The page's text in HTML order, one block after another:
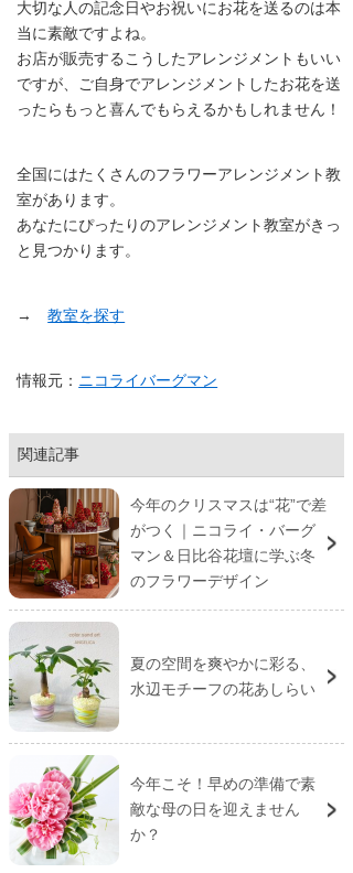
大切な人の記念日やお祝いにお花を送るのは本
当に素敵ですよね。
お店が販売するこうしたアレンジメントもいい
ですが、ご自身でアレンジメントしたお花を送
ったらもっと喜んでもらえるかもしれません！
全国にはたくさんのフラワーアレンジメント教
室があります。
あなたにぴったりのアレンジメント教室がきっ
と見つかります。
→教室を探す
情報元： ニコライバーグマン
関連記事
今年のクリスマスは“花”で差
がつく｜ニコライ・バーグ
マン＆日比谷花壇に学ぶ冬
のフラワーデザイン
夏の空間を爽やかに彩る、
水辺モチーフの花あしらい
今年こそ！早めの準備で素
敵な母の日を迎えません
か？